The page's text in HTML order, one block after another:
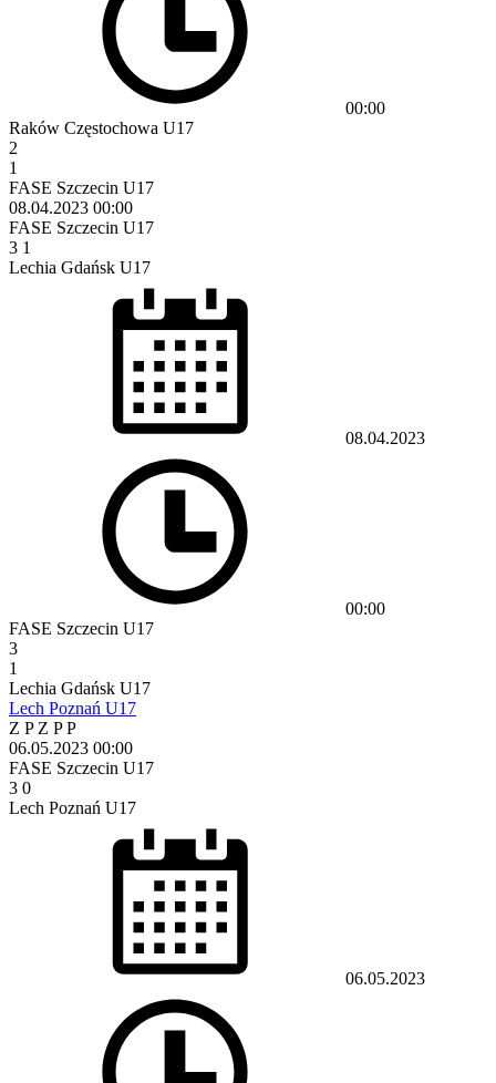
00:00
Raków Częstochowa U17
2
1
FASE Szczecin U17
08.04.2023 00:00
FASE Szczecin U17
3 1
Lechia Gdańsk U17
08.04.2023
00:00
FASE Szczecin U17
3
1
Lechia Gdańsk U17
Lech Poznań U17
Z PZ PP
06.05.2023 00:00
FASE Szczecin U17
3 0
Lech Poznań U17
06.05.2023